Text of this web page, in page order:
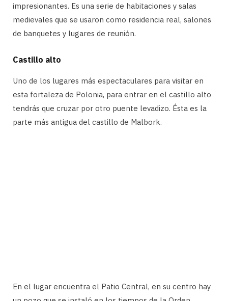
impresionantes. Es una serie de habitaciones y salas
medievales que se usaron como residencia real, salones
de banquetes y lugares de reunión.
Castillo alto
Uno de los lugares más espectaculares para visitar en
esta fortaleza de Polonia, para entrar en el castillo alto
tendrás que cruzar por otro puente levadizo. Ésta es la
parte más antigua del castillo de Malbork.
En el lugar encuentra el Patio Central, en su centro hay